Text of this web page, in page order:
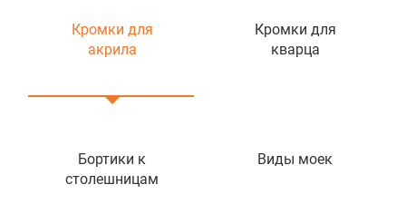
Кромки для
акрила
Кромки для
кварца
Бортики к
столешницам
Виды моек